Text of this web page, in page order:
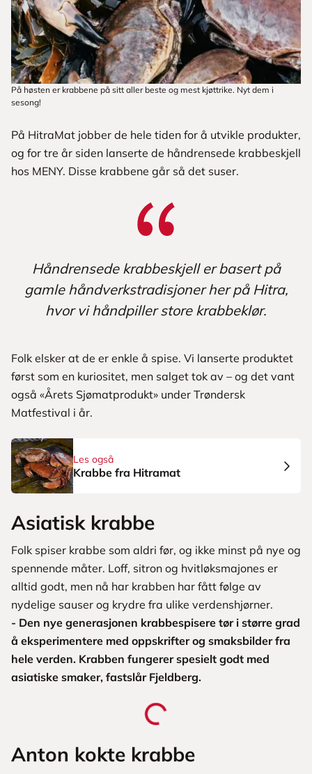
På høsten er krabbene på sitt aller beste og mest kjøttrike. Nyt dem i
sesong!
På HitraMat jobber de hele tiden for å utvikle produkter,
og for tre år siden lanserte de håndrensede krabbeskjell
hos MENY. Disse krabbene går så det suser.
Håndrensede krabbeskjell er basert på
gamle håndverkstradisjoner her på Hitra,
hvor vi håndpiller store krabbeklør.
Folk elsker at de er enkle å spise. Vi lanserte produktet
først som en kuriositet, men salget tok av – og det vant
også «Årets Sjømatprodukt» under Trøndersk
Matfestival i år.
Les også
Krabbe fra Hitramat
Asiatisk krabbe
Folk spiser krabbe som aldri før, og ikke minst på nye og
spennende måter. Loff, sitron og hvitløksmajones er
alltid godt, men nå har krabben har fått følge av
nydelige sauser og krydre fra ulike verdenshjørner.
- Den nye generasjonen krabbespisere tør i større grad
å eksperimentere med oppskrifter og smaksbilder fra
hele verden. Krabben fungerer spesielt godt med
asiatiske smaker, fastslår Fjeldberg.
Anton kokte krabbe